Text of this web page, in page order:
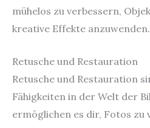
mühelos zu verbessern,
kreative Effekte anzuwenden.
Retusche und Restauration
Retusche und Restauration
Fähigkeiten in der Welt der
ermöglichen es dir, Fotos zu